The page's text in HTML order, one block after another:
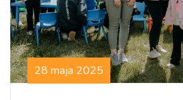
28 maja 2025